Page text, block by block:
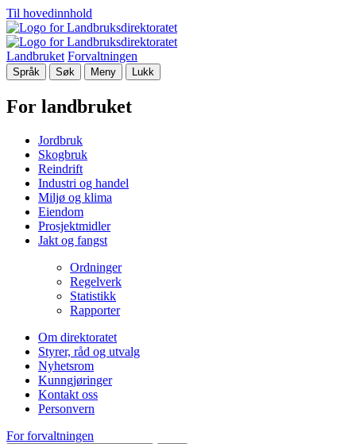
Til hovedinnhold
Landbruket Forvaltningen
Språk Søk Meny Lukk
For landbruket
Jordbruk
Skogbruk
Reindrift
Industri og handel
Miljø og klima
Eiendom
Prosjektmidler
Jakt og fangst
Ordninger
Regelverk
Statistikk
Rapporter
Om direktoratet
Styrer, råd og utvalg
Nyhetsrom
Kunngjøringer
Kontakt oss
Personvern
For forvaltningen